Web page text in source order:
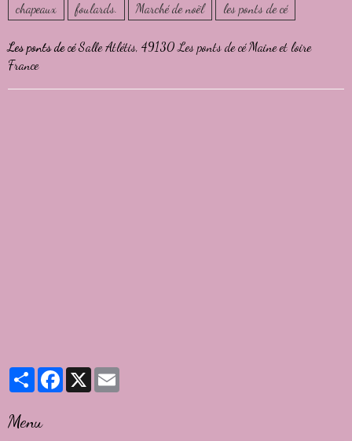
chapeaux foulards. Marché de noël les ponts de cé
Les ponts de céSalle Atlétis, 49130 Les ponts de cé Maine et loire
France
PartagerFacebook
X
Menu